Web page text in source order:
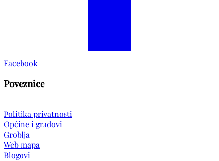
Facebook
Poveznice
Politika privatnosti
Općine i gradovi
Groblja
Web mapa
Blogovi